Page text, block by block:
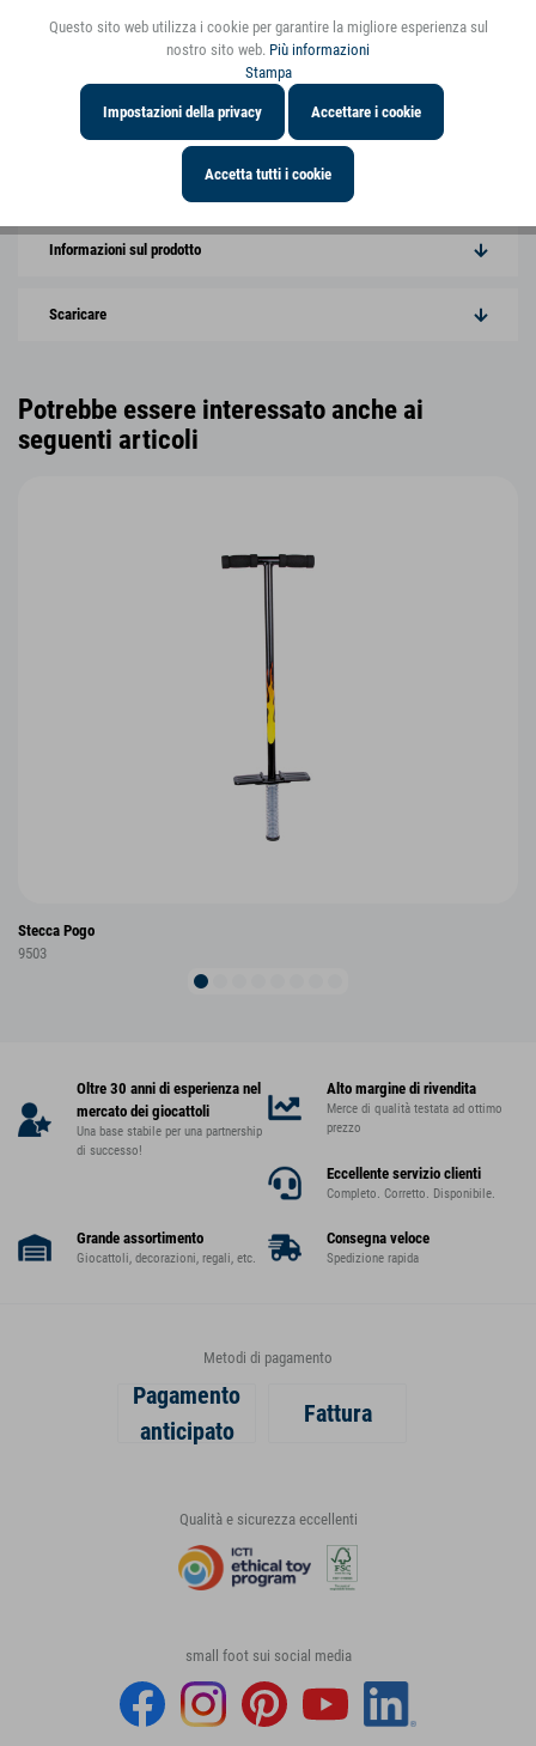
Un prodotto di marca small foot
In evidenza
Caratteristiche del prodotto
Informazioni sul prodotto
Scaricare
Potrebbe essere interessato anche ai
seguenti articoli
Stecca Pogo
9503
Oltre 30 anni di esperienza nel
mercato dei giocattoli
Una base stabile per una partnership
di successo!
Alto margine di rivendita
Merce di qualità testata ad ottimo
prezzo
Eccellente servizio clienti
Completo. Corretto. Disponibile.
Grande assortimento
Giocattoli, decorazioni, regali, etc.
Consegna veloce
Spedizione rapida
Metodi di pagamento
Pagamento
anticipato
Fattura
Qualità e sicurezza eccellenti
small foot sui social media
Questo sito web utilizza i cookie per garantire la migliore esperienza sul
nostro sito web. Più informazioni
Stampa
Impostazioni della privacy Accettare i cookie
Accetta tutti i cookie